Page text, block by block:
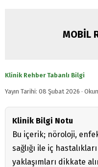
MOBİL
Klinik Rehber Tabanlı Bilgi
Yayın Tarihi: 08 Şubat 2026 ·
Klinik Bilgi Notu
Bu içerik; nöroloji,
sağlığı ile iç
yaklaşımları dikkate